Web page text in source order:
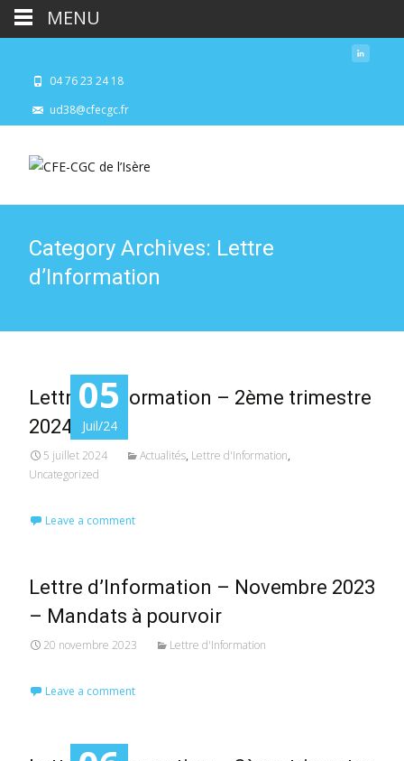
04 76 23 24 18
ud38@cfecgc.fr
Category Archives: Lettre
d’Information
05
Juil/24
Lettre d’Information – 2ème trimestre
2024
5 juillet 2024 Actualités, Lettre d'Information,
Uncategorized
Leave a comment
Lettre d’Information – Novembre 2023
– Mandats à pourvoir
20 novembre 2023 Lettre d'Information
Leave a comment
MENU